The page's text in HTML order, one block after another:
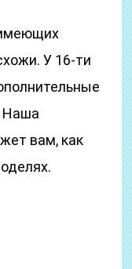
У 16-ти
Наша
вам, как